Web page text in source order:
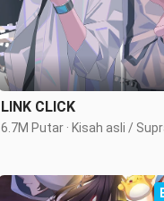
LINK CLICK
6.7M Putar · Kisah asli /